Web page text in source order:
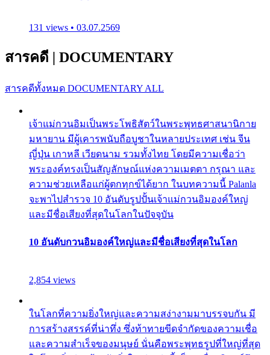
131 views • 03.07.2569
สารคดี | DOCUMENTARY
สารคดีทั้งหมด DOCUMENTARY ALL
เจ้าแม่กวนอิมเป็นพระโพธิสัตว์ในพระพุทธศาสนานิกาย
มหายาน มีผู้เคารพนับถือบูชาในหลายประเทศ เช่น จีน
ญี่ปุ่น เกาหลี เวียดนาม รวมทั้งไทย โดยมีความเชื่อว่า
พระองค์ทรงเป็นสัญลักษณ์แห่งความเมตตา กรุณา และ
ความช่วยเหลือแก่ผู้ตกทุกข์ได้ยาก ในบทความนี้ Palanla
จะพาไปสำรวจ 10 อันดับรูปปั้นเจ้าแม่กวนอิมองค์ใหญ่
และมีชื่อเสียงที่สุดในโลกในปัจจุบัน
10 อันดับกวนอิมองค์ใหญ่และมีชื่อเสียงที่สุดในโลก
2,854 views
ในโลกที่ความยิ่งใหญ่และความสง่างามมาบรรจบกัน มี
การสร้างสรรค์ที่น่าทึ่ง ซึ่งท้าทายขีดจำกัดของความเชื่อ
และความสำเร็จของมนุษย์ นั่นคือพระพุทธรูปที่ใหญ่ที่สุด